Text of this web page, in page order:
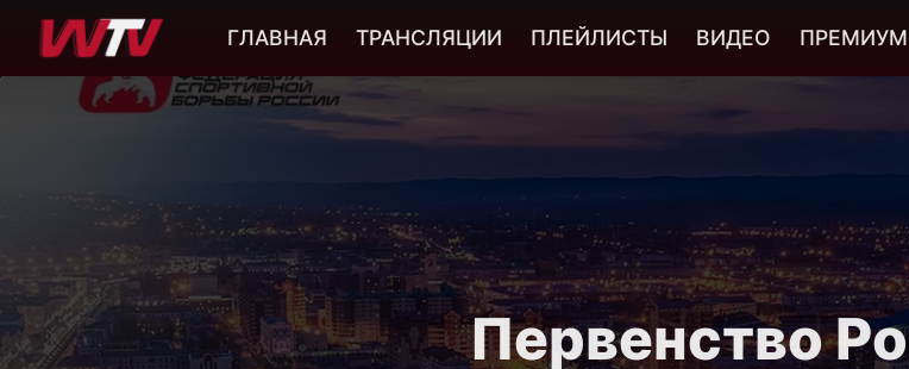
Первенство
ГЛАВНАЯ ТРАНСЛЯЦИИ ПЛЕЙЛИСТЫ ВИДЕО ПРЕМИУМ